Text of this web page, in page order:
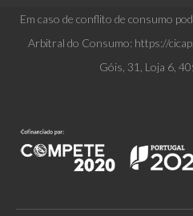
Em caso de conflito de consumo
Arbitral do Consumo: https://
Góis, 31, Loja 6,